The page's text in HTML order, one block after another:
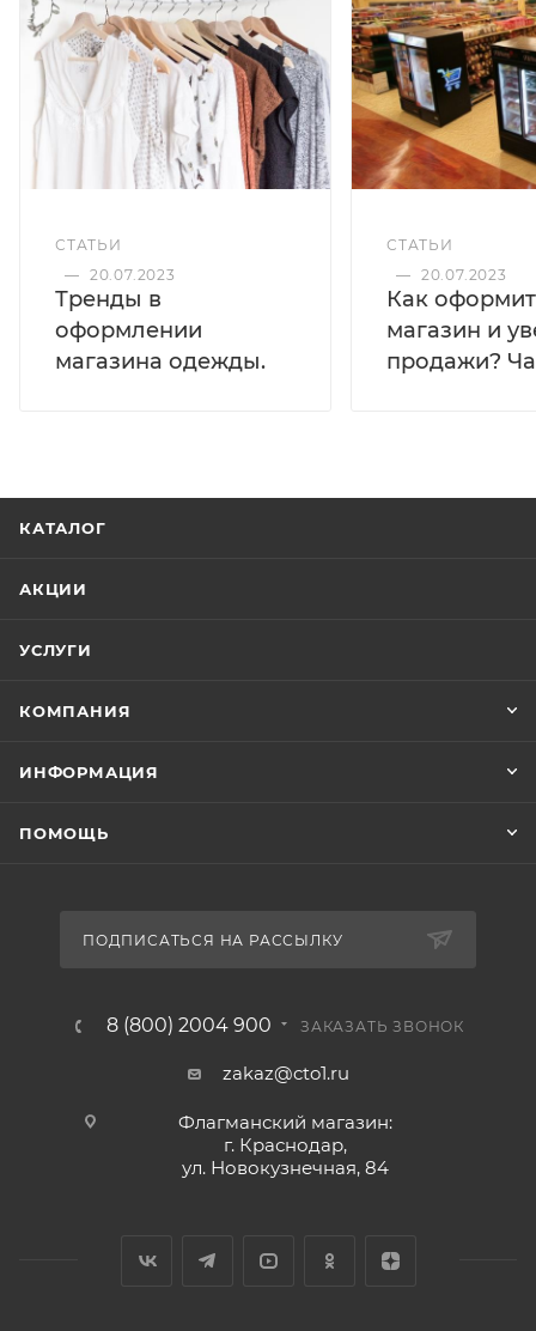
СТАТЬИ
— 20.07.2023
Тренды в
оформлении
магазина одежды.
СТАТЬИ
— 20.07.2023
Как
магазин и
продажи?
КАТАЛОГ
АКЦИИ
УСЛУГИ
КОМПАНИЯ
ИНФОРМАЦИЯ
ПОМОЩЬ
ПОДПИСАТЬСЯ НА РАССЫЛКУ
8 (800) 2004 900 ЗАКАЗАТЬ ЗВОНОК
zakaz@cto1.ru
Флагманский магазин:
г. Краснодар,
ул. Новокузнечная, 84